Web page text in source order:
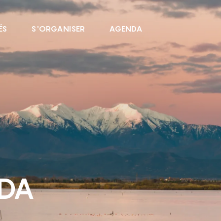
S'ORGANISER AGENDA